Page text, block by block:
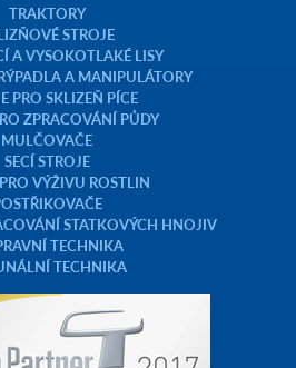
TRAKTORY
STROJE
A VYSOKOTLAKÉ LISY
A MANIPULÁTORY
PRO SKLIZEŇ PÍCE
ZPRACOVÁNÍ PŮDY
MULČOVAČE
SECÍ STROJE
VÝŽIVU ROSTLIN
STATKOVÝCH HNOJIV
TECHNIKA
TECHNIKA